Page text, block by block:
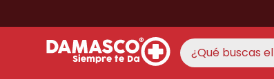
¿Qué buscas el